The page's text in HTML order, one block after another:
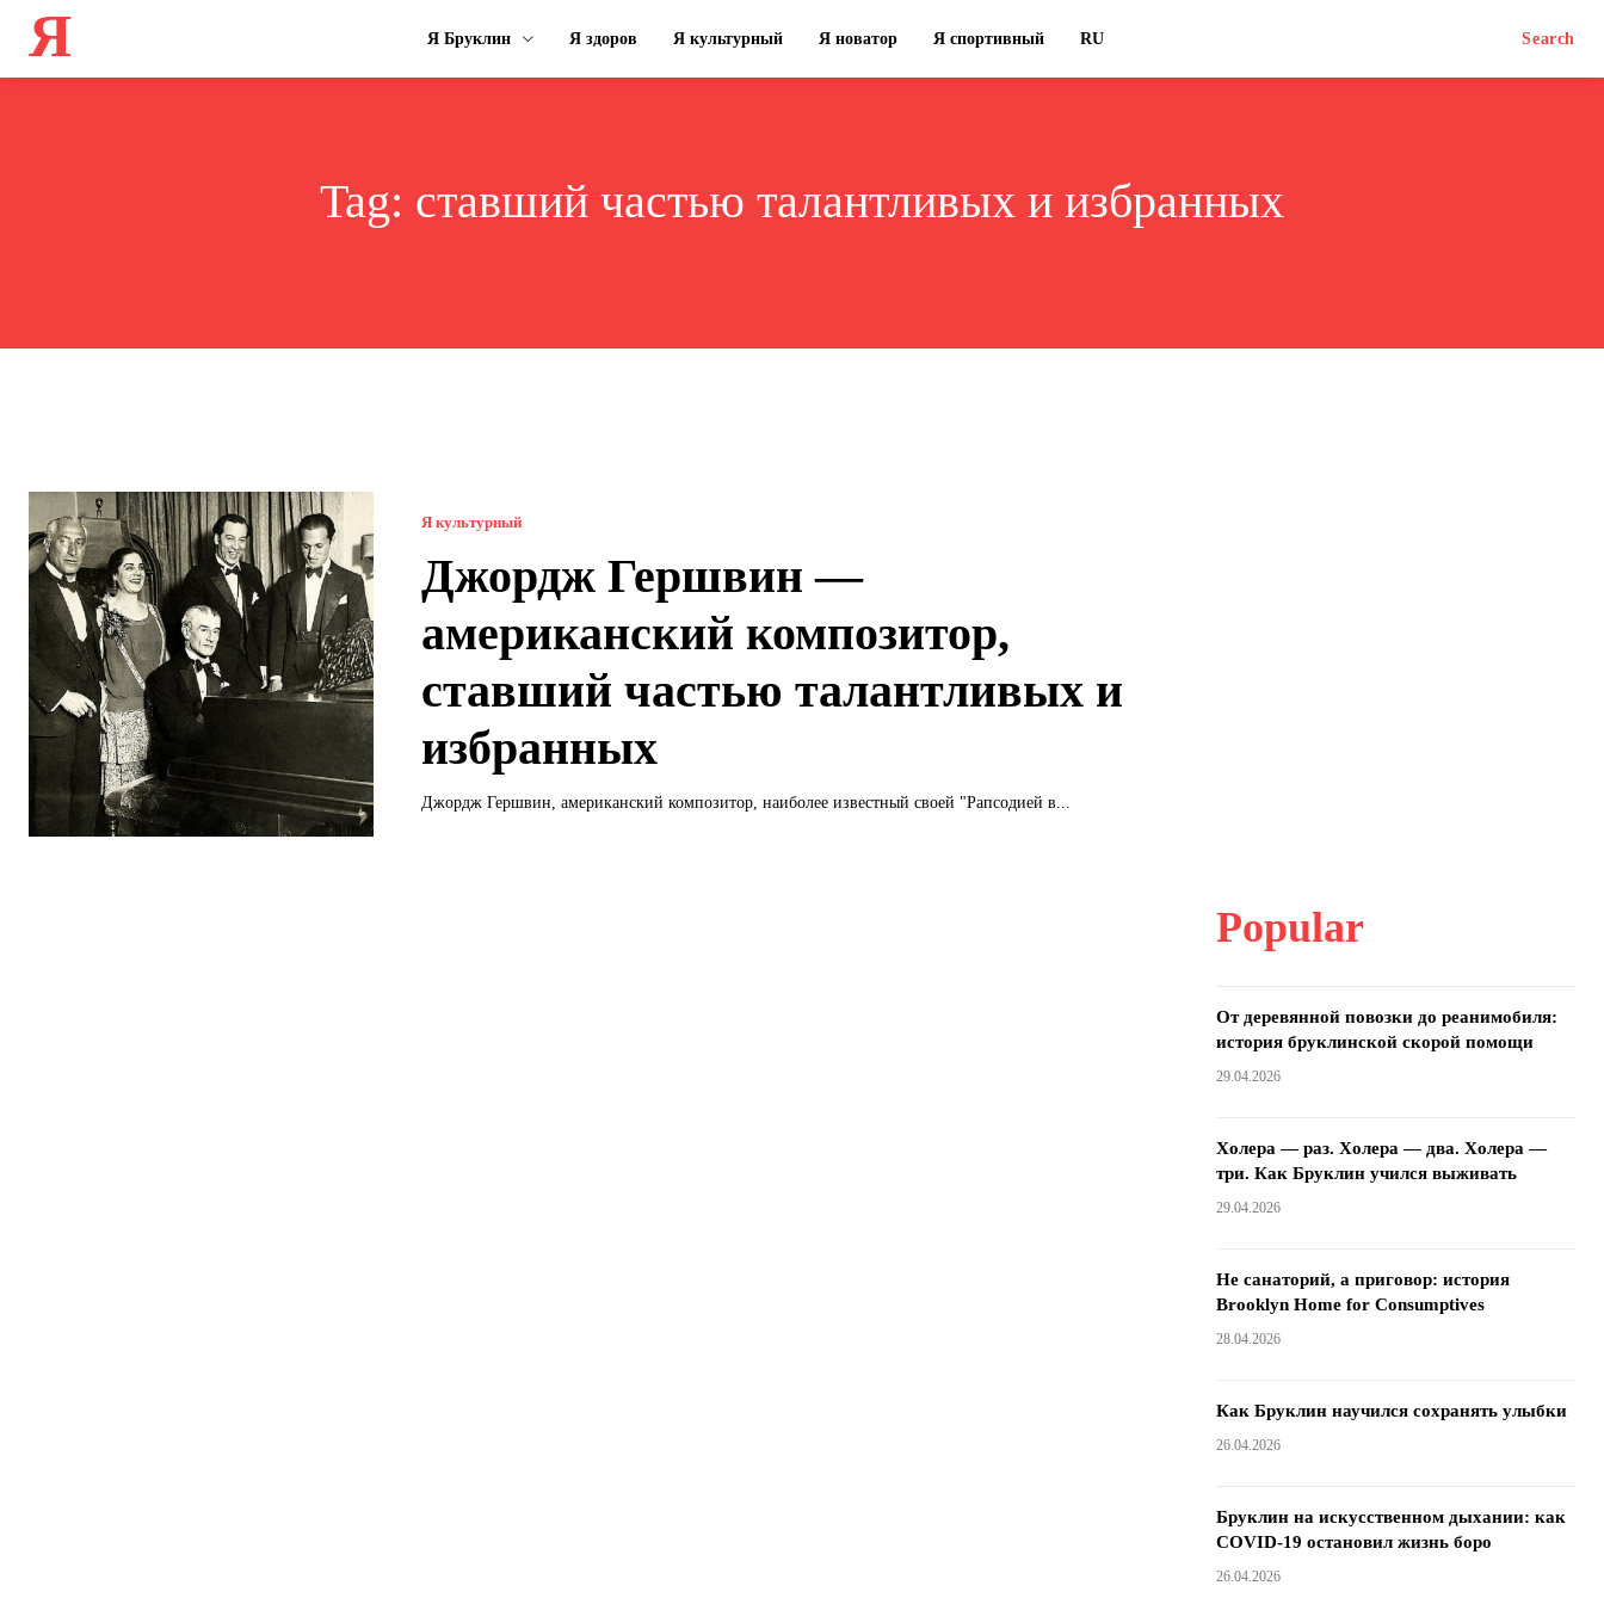
Я Я Бруклин Я здоров Я культурный Я новатор Я спортивный RU Search
Tag: ставший частью талантливых и избранных
Я культурный
Джордж Гершвин —
американский композитор,
ставший частью талантливых и
избранных
Джордж Гершвин, американский композитор, наиболее известный своей "Рапсодией в...
Popular
От деревянной повозки до реанимобиля:
история бруклинской скорой помощи
29.04.2026
Холера — раз. Холера — два. Холера —
три. Как Бруклин учился выживать
29.04.2026
Не санаторий, а приговор: история
Brooklyn Home for Consumptives
28.04.2026
Как Бруклин научился сохранять улыбки
26.04.2026
Бруклин на искусственном дыхании: как
COVID-19 остановил жизнь боро
26.04.2026